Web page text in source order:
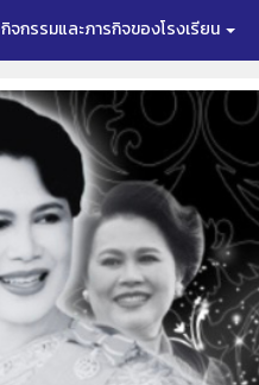
กิจกรรมและภารกิจของโรงเรียน